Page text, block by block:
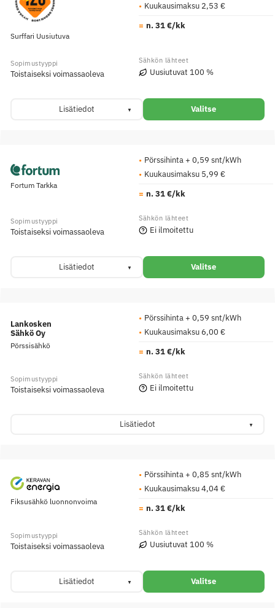
Surffari Uusiutuva
Kuukausimaksu 2,53 €
n. 31 €/kk
Toistaiseksi voimassaoleva Uusiutuvat 100 %
Lisätiedot Valitse
Fortum Tarkka
Pörssihinta + 0,59 snt/kWh
Kuukausimaksu 5,99 €
n. 31 €/kk
Toistaiseksi voimassaoleva Ei ilmoitettu
Lisätiedot Valitse
Lankosken
Sähkö Oy
Pörssisähkö
Pörssihinta + 0,59 snt/kWh
Kuukausimaksu 6,00 €
n. 31 €/kk
Toistaiseksi voimassaoleva Ei ilmoitettu
Lisätiedot
Fiksusähkö luonnonvoima
Pörssihinta + 0,85 snt/kWh
Kuukausimaksu 4,04 €
n. 31 €/kk
Toistaiseksi voimassaoleva Uusiutuvat 100 %
Lisätiedot Valitse